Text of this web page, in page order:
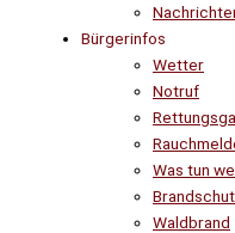
Bürgerinfos
Wetter
Notruf
Was tun
Waldbrand